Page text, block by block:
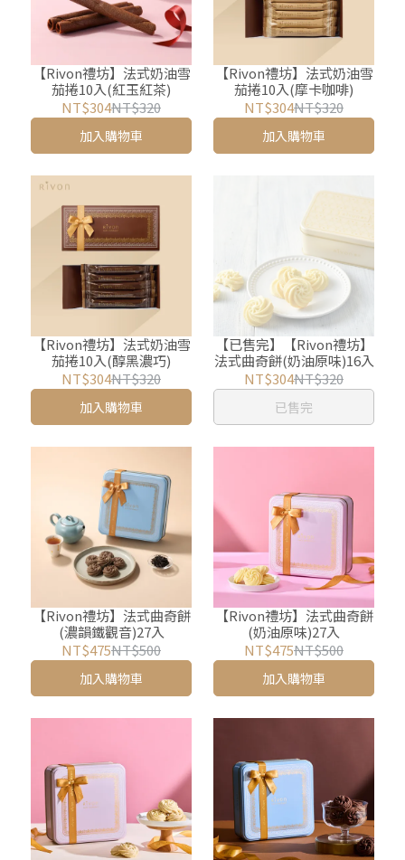
【Rivon禮坊】法式奶油雪
茄捲10入(紅玉紅茶)
NT$304NT$320
加入購物車
【Rivon禮坊】法式奶油雪
茄捲10入(摩卡咖啡)
NT$304NT$320
加入購物車
【Rivon禮坊】法式奶油雪
茄捲10入(醇黑濃巧)
NT$304NT$320
加入購物車
【已售完】【Rivon禮坊】
法式曲奇餅(奶油原味)16入
NT$304NT$320
已售完
【Rivon禮坊】法式曲奇餅
(濃韻鐵觀音)27入
NT$475NT$500
加入購物車
【Rivon禮坊】法式曲奇餅
(奶油原味)27入
NT$475NT$500
加入購物車